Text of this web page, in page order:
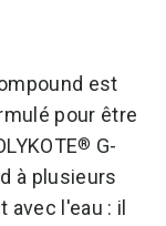
est
pour être
® G-
à plusieurs
l'eau : il